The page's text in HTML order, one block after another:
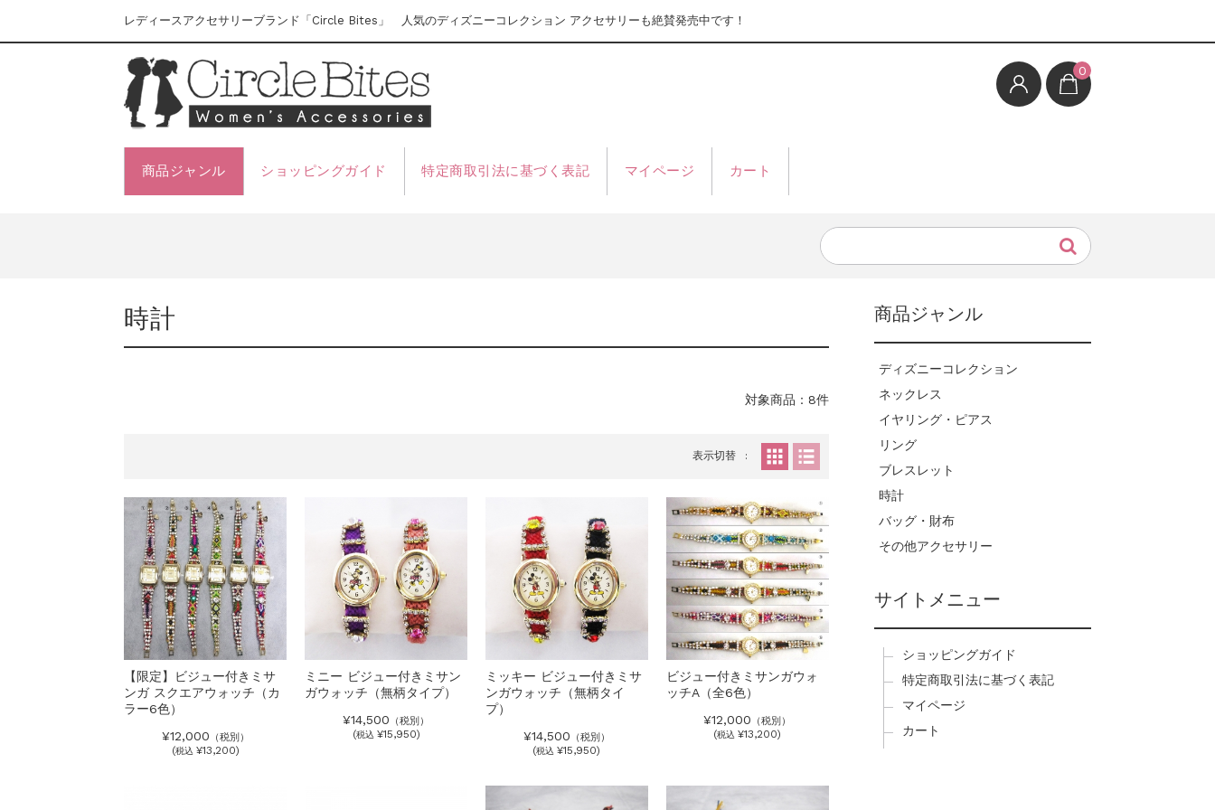
レディースアクセサリーブランド「Circle Bites」 人気のディズニーコレクション アクセサリーも絶賛発売中です！
0
商品ジャンル ショッピングガイド 特定商取引法に基づく表記 マイページ カート
時計
対象商品：8件
表示切替
【限定】ビジュー付きミサ
ンガ スクエアウォッチ（カ
ラー6色）
¥12,000 （税別）
(税込 ¥13,200)
ミニー ビジュー付きミサン
ガウォッチ（無柄タイプ）
¥14,500 （税別）
(税込 ¥15,950)
ミッキー ビジュー付きミサ
ンガウォッチ（無柄タイ
プ）
¥14,500 （税別）
(税込 ¥15,950)
ビジュー付きミサンガウォ
ッチA（全6色）
¥12,000
（税別）
(税込 ¥13,200)
商品ジャンル
ディズニーコレクション
ネックレス
イヤリング・ピアス
リング
ブレスレット
時計
バッグ・財布
その他アクセサリー
サイトメニュー
ショッピングガイド
特定商取引法に基づく表記
マイページ
カート